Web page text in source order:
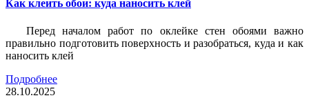
Как клеить обои: куда наносить клей
Перед началом работ по оклейке стен обоями важно
правильно подготовить поверхность и разобраться, куда и как
наносить клей
Подробнее
28.10.2025